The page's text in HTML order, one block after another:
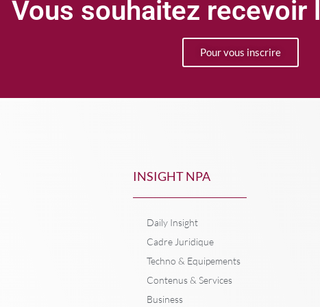
Vous souhaitez recevoir
Pour vous inscrire
INSIGHT NPA
Daily Insight
Cadre Juridique
Techno & Equipements
Contenus & Services
Business